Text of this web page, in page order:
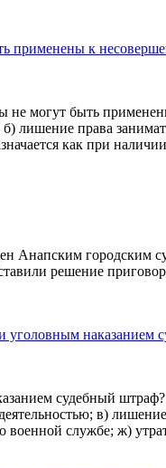
применены к
не могут быть
лишение права
как при
Анапским
решение
уголовным наказанием
судебный
в)
военной службе; ж)